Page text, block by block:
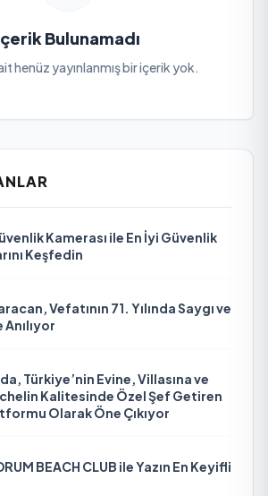
Bulunamadı
henüz yayınlanmış bir içerik yok.
Kamerası ile En İyi Güvenlik
Keşfedin
Vefatının 71. Yılında Saygı ve
Türkiye’nin Evine, Villasına ve
Kalitesinde Özel Şef Getiren
Olarak Öne Çıkıyor
BEACH CLUB ile Yazın En Keyifli